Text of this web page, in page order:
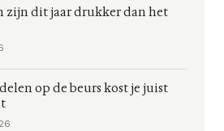
zijn dit jaar drukker dan het
op de beurs kost je juist